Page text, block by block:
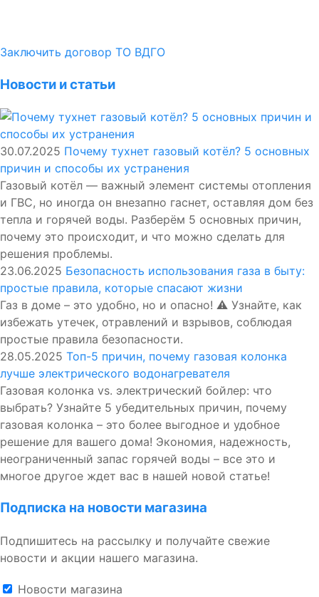
Заключить договор ТО ВДГО
Новости и статьи
30.07.2025 Почему тухнет газовый котёл? 5 основных
причин и способы их устранения
Газовый котёл — важный элемент системы отопления
и ГВС, но иногда он внезапно гаснет, оставляя дом без
тепла и горячей воды. Разберём 5 основных причин,
почему это происходит, и что можно сделать для
решения проблемы.
23.06.2025 Безопасность использования газа в быту:
простые правила, которые спасают жизни
Газ в доме – это удобно, но и опасно! ⚠️ Узнайте, как
избежать утечек, отравлений и взрывов, соблюдая
простые правила безопасности.
28.05.2025 Топ-5 причин, почему газовая колонка
лучше электрического водонагревателя
Газовая колонка vs. электрический бойлер: что
выбрать? Узнайте 5 убедительных причин, почему
газовая колонка – это более выгодное и удобное
решение для вашего дома! Экономия, надежность,
неограниченный запас горячей воды – все это и
многое другое ждет вас в нашей новой статье!
Подписка на новости магазина
Подпишитесь на рассылку и получайте свежие
новости и акции нашего магазина.
Новости магазина